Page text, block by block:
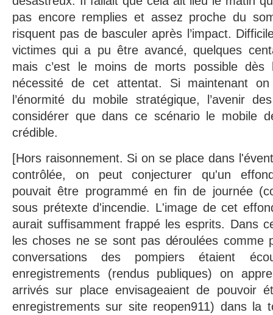
pas encore remplies et assez proche du
risquent pas de basculer après l’impact.
victimes qui a pu être avancé, quelques
mais c’est le moins de morts possible dès
nécessité de cet attentat. Si maintenant
l’énormité du mobile stratégique, l’avenir
considérer que dans ce scénario le mobile
crédible.
[Hors raisonnement. Si on se place dans
contrôlée, on peut conjecturer qu'un
pouvait être programmé en fin de journée
sous prétexte d'incendie. L'image de cet
aurait suffisamment frappé les esprits. Dans
les choses ne se sont pas déroulées comme
conversations des pompiers étaient
enregistrements (rendus publiques) on
arrivés sur place envisageaient de pouvoir
enregistrements sur site reopen911) dans la